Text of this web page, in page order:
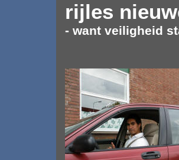
rijles
- want veiligheid